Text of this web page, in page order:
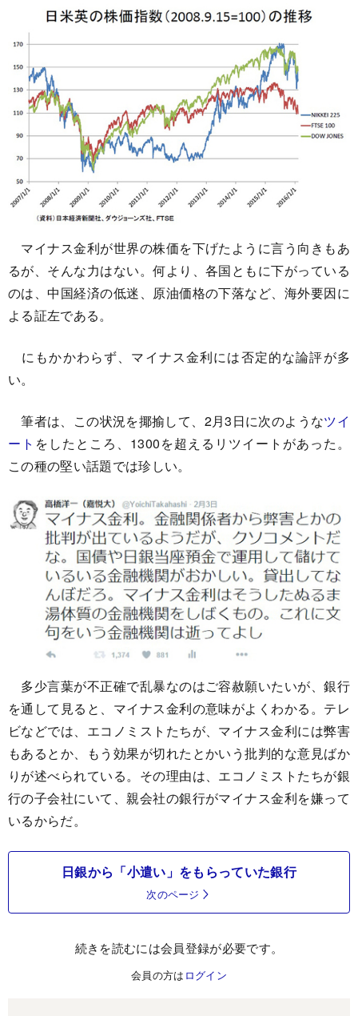
マイナス金利が世界の株価を下げたように言う向きもあ
るが、そんな力はない。何より、各国ともに下がっている
のは、中国経済の低迷、原油価格の下落など、海外要因に
よる証左である。
にもかかわらず、マイナス金利には否定的な論評が多
い。
筆者は、この状況を揶揄して、2月3日に次のようなツイ
ート をしたところ、1300を超えるリツイートがあった。
この種の堅い話題では珍しい。
多少言葉が不正確で乱暴なのはご容赦願いたいが、銀行
を通して見ると、マイナス金利の意味がよくわかる。テレ
ビなどでは、エコノミストたちが、マイナス金利には弊害
もあるとか、もう効果が切れたとかいう批判的な意見ばか
りが述べられている。その理由は、エコノミストたちが銀
行の子会社にいて、親会社の銀行がマイナス金利を嫌って
いるからだ。
日銀から「小遣い」をもらっていた銀行
次のページ
続きを読むには会員登録が必要です。
会員の方は ログイン